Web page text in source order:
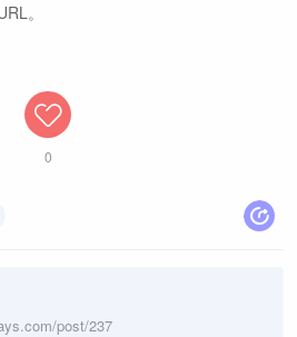
。
0
post/237